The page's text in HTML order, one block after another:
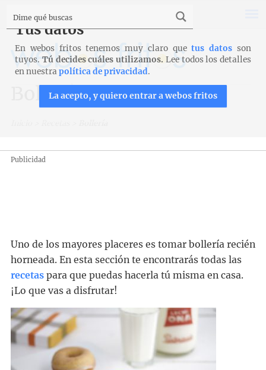
Bollería
Publicidad
Uno de los mayores placeres es tomar bollería recién
horneada. En esta sección te encontrarás todas las
recetaspara que puedas hacerla tú misma en casa.
¡Lo que vas a disfrutar!
Tus datos
En webos fritos tenemos muy claro quetus datos son
tuyos. Tú decides cuáles utilizamos. Lee todos los detalles
en nuestrapolítica de privacidad.
La acepto, y quiero entrar a webos fritos